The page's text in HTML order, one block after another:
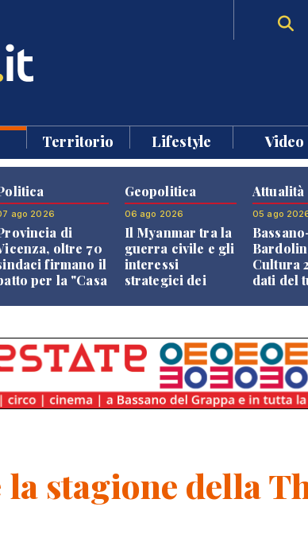
Territorio Lifestyle Video
ago 2026
di
oltre 70
firmano il
per la "Casa
Geopolitica
06 ago 2026
Il Myanmar tra la
guerra civile e gli
interessi
strategici dei
Attualità
05 ago
Cultura
dati del
stagione della